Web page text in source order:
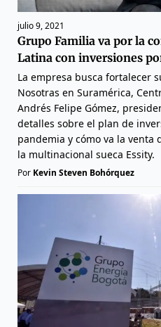
julio 9, 2021
Grupo Familia va por la
Latina con inversiones
La empresa busca fortalecer
Nosotras en Suramérica,
Andrés Felipe Gómez,
detalles sobre el plan de
pandemia y cómo va la venta
la multinacional sueca Essity.
Por Kevin Steven Bohórquez